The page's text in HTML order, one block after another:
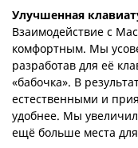
Улучшенная
Взаимодействие с
комфортным. Мы
разработав для её
«бабочка». В
естественными и
удобнее. Мы
ещё больше места